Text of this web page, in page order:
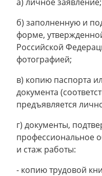
б) заполненную и
форме,
Российской
фотографией;
в) копию паспорта
документа
предъявляется
г) документы,
профессиональное
и стаж работы:
- копию трудовой